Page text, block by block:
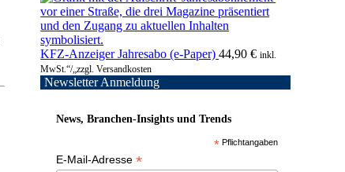
KFZ-Anzeiger Jahresabo (e-Paper) 44,90€ inkl.
MwSt.“/„zzgl. Versandkosten
Newsletter Anmeldung
News, Branchen-Insights und Trends
* Pflichtangaben
E-Mail-Adresse*